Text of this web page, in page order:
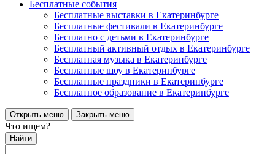
Бесплатные события
Бесплатные выставки в Екатеринбурге
Бесплатные фестивали в Екатеринбурге
Бесплатно с детьми в Екатеринбурге
Бесплатный активный отдых в Екатеринбурге
Бесплатная музыка в Екатеринбурге
Бесплатные шоу в Екатеринбурге
Бесплатные праздники в Екатеринбурге
Бесплатное образование в Екатеринбурге
Открыть меню Закрыть меню
Что ищем?
Найти